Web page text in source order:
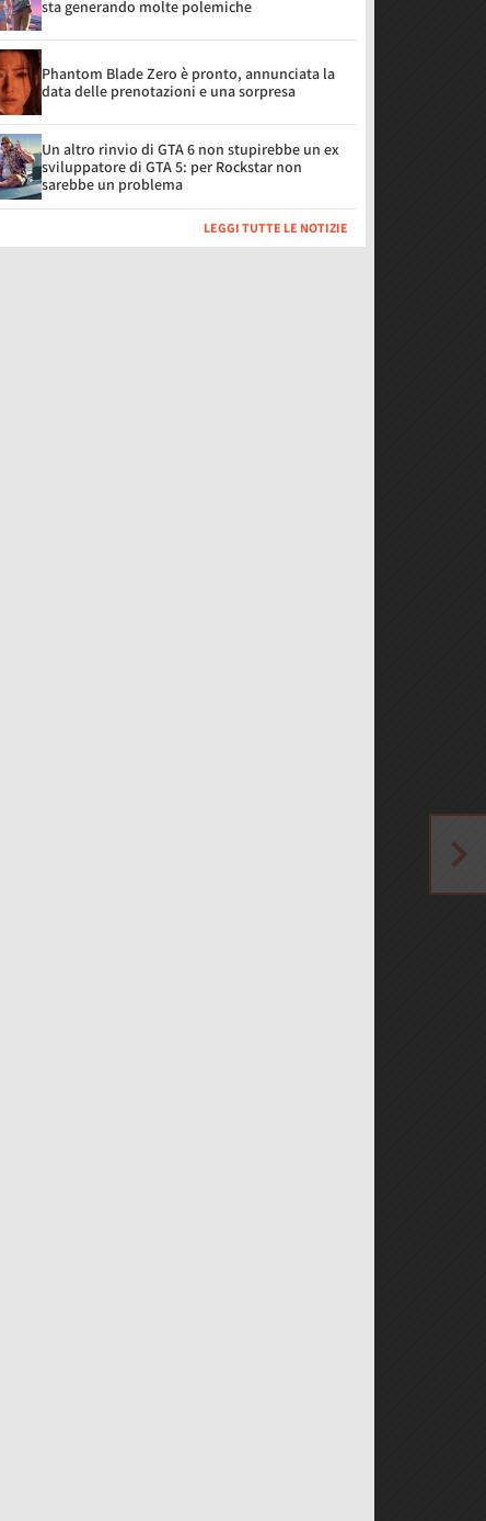
sta generando molte polemiche
Phantom Blade Zero è pronto, annunciata la
data delle prenotazioni e una sorpresa
Un altro rinvio di GTA 6 non stupirebbe un ex
sviluppatore di GTA 5: per Rockstar non
sarebbe un problema
LEGGI TUTTE LE NOTIZIE